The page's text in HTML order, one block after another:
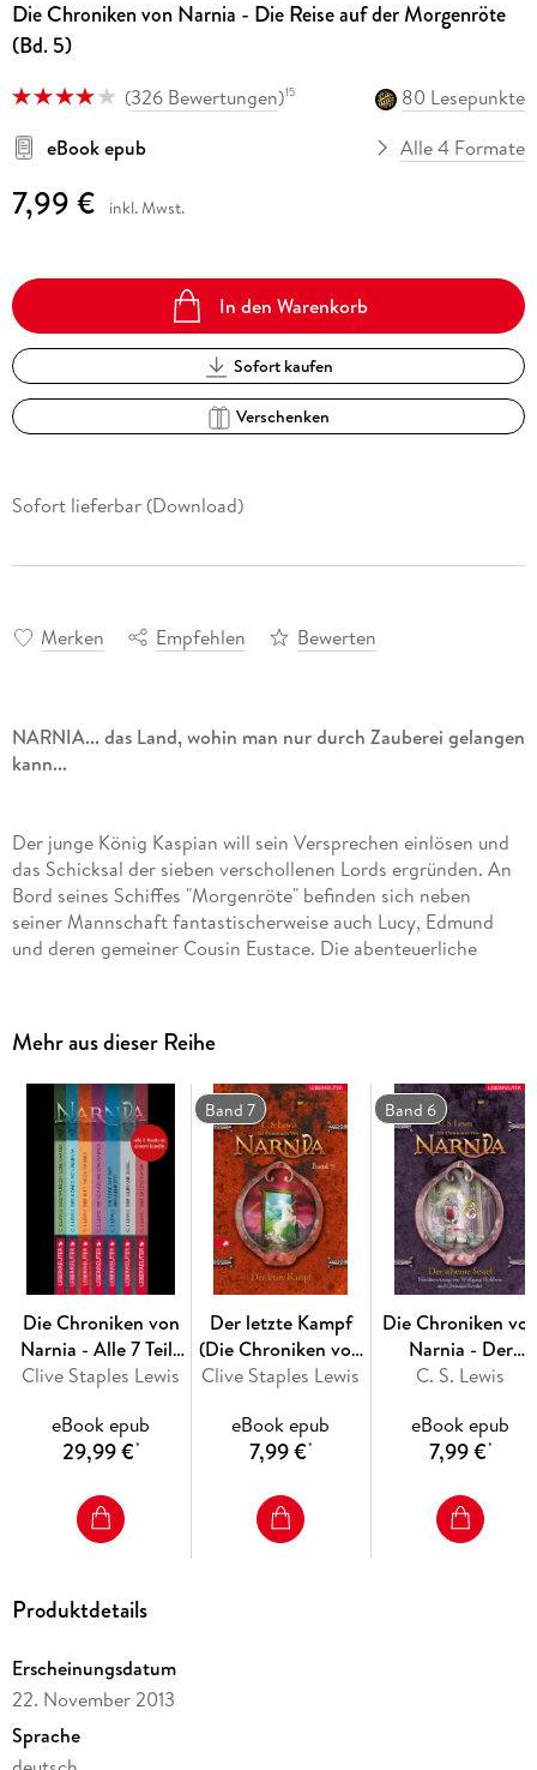
Die Chroniken von Narnia - Die Reise auf der Morgenröte
(Bd. 5)
(326 Bewertungen)15
80 Lesepunkte
eBook epub
Alle 4 Formate
7,99 € inkl. Mwst.
In den Warenkorb
Sofort kaufen
Verschenken
Sofort lieferbar (Download)
Merken Empfehlen Bewerten
NARNIA... das Land, wohin man nur durch Zauberei gelangen
kann...
Der junge König Kaspian will sein Versprechen einlösen und
das Schicksal der sieben verschollenen Lords ergründen. An
Bord seines Schiffes "Morgenröte" befinden sich neben
seiner Mannschaft fantastischerweise auch Lucy, Edmund
und deren gemeiner Cousin Eustace. Die abenteuerliche
dem Horizont?
Die Chroniken von Narnia:
Das Wunder von Narnia (Band 1)
Der König von Narnia (Band 2)
Der Ritt nach Narnia (Band 3)
Prinz Kaspian von Narnia (Band 4)
Die Reise auf der Morgenröte (Band 5)
Der silberne Sessel (Band 6)
Mehr aus dieser Reihe
Die Chroniken von
Narnia - Alle 7 Teile
in einem E-Book
Clive Staples Lewis
eBook epub
29,99 €*
Band 7
Der letzte Kampf
(Die Chroniken von
Narnia, Bd. 7)
Clive Staples Lewis
eBook epub
7,99 €*
Band 6
Die Chroniken
Narnia - Der
silberne Sessel
C. S. Lewis
eBook epub
7,99 €*
Produktdetails
Erscheinungsdatum
22. November 2013
Sprache